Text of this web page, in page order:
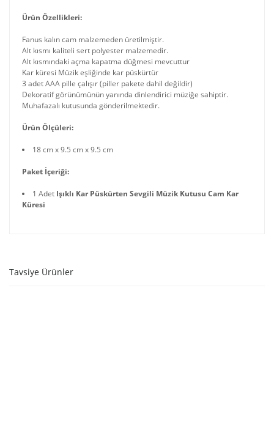
Ürün Özellikleri:
Fanus kalın cam malzemeden üretilmiştir.
Alt kısmı kaliteli sert polyester malzemedir.
Alt kısmındaki açma kapatma düğmesi mevcuttur
Kar küresi Müzik eşliğinde kar püskürtür
3 adet AAA pille çalışır (piller pakete dahil değildir)
Dekoratif görünümünün yanında dinlendirici müziğe sahiptir.
Muhafazalı kutusunda gönderilmektedir.
Ürün Ölçüleri:
18 cm x 9.5 cm x 9.5 cm
Paket İçeriği:
1 Adet Işıklı Kar Püskürten Sevgili Müzik Kutusu Cam Kar
Küresi
Tavsiye Ürünler